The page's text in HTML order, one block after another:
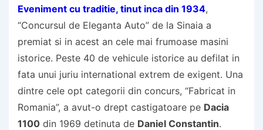
Eveniment cu traditie, tinut inca din 1934,
“Concursul de Eleganta Auto” de la Sinaia a
premiat si in acest an cele mai frumoase masini
istorice. Peste 40 de vehicule istorice au defilat in
fata unui juriu international extrem de exigent. Una
dintre cele opt categorii din concurs, “Fabricat in
Romania”, a avut-o drept castigatoare pe Dacia
1100 din 1969 detinuta de Daniel Constantin.